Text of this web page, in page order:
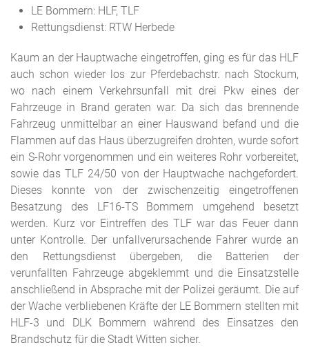
LE Bommern: HLF, TLF
Rettungsdienst: RTW Herbede
Kaum an der Hauptwache eingetroffen, ging es für das HLF
auch schon wieder los zur Pferdebachstr. nach Stockum,
wo nach einem Verkehrsunfall mit drei Pkw eines der
Fahrzeuge in Brand geraten war. Da sich das brennende
Fahrzeug unmittelbar an einer Hauswand befand und die
Flammen auf das Haus überzugreifen drohten, wurde sofort
ein S-Rohr vorgenommen und ein weiteres Rohr vorbereitet,
sowie das TLF 24/50 von der Hauptwache nachgefordert.
Dieses konnte von der zwischenzeitig eingetroffenen
Besatzung des LF16-TS Bommern umgehend besetzt
werden. Kurz vor Eintreffen des TLF war das Feuer dann
unter Kontrolle. Der unfallverursachende Fahrer wurde an
den Rettungsdienst übergeben, die Batterien der
verunfallten Fahrzeuge abgeklemmt und die Einsatzstelle
anschließend in Absprache mit der Polizei geräumt. Die auf
der Wache verbliebenen Kräfte der LE Bommern stellten mit
HLF-3 und DLK Bommern während des Einsatzes den
Brandschutz für die Stadt Witten sicher.